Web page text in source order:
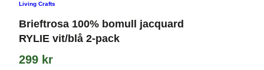
Living Crafts
Brieftrosa 100% bomull jacquard
RYLIE vit/blå 2-pack
299 kr